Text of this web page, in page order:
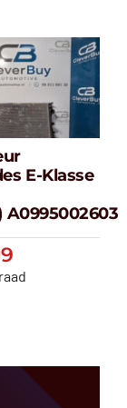
E-
W212
’16)
89,99
E-Klasse
A0995002603